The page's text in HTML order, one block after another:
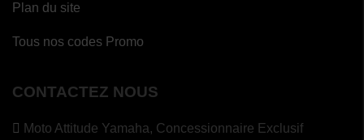
Plan du site
Tous nos codes Promo
CONTACTEZ NOUS
Moto Attitude Yamaha, Concessionnaire Exclusif